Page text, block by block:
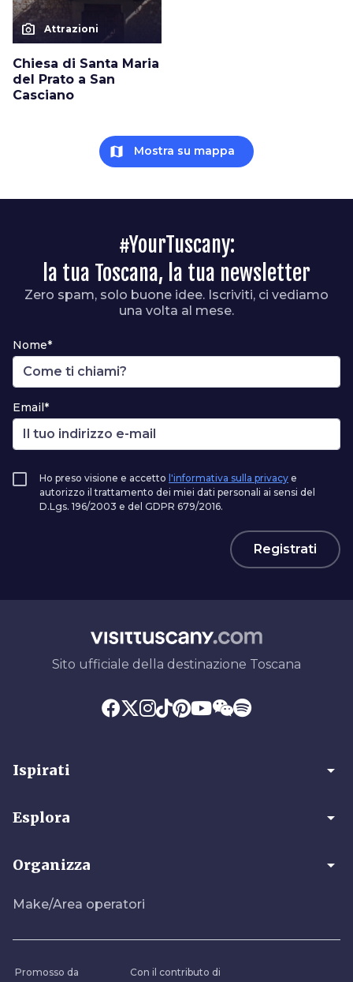
photo_camera Attrazioni
Chiesa di Santa Maria
del Prato a San
Casciano
map Mostra su mappa
#YourTuscany:
la tua Toscana, la tua newsletter
Zero spam, solo buone idee. Iscriviti, ci vediamo
una volta al mese.
Nome*
Email*
Ho preso visione e accetto l'informativa sulla privacy e
autorizzo il trattamento dei miei dati personali ai sensi del
D.Lgs. 196/2003 e del GDPR 679/2016.
Registrati
Sito ufficiale della destinazione Toscana
Ispirati arrow_drop_down
Esplora arrow_drop_down
Organizza arrow_drop_down
Make/Area operatori
Promosso da Con il contributo di